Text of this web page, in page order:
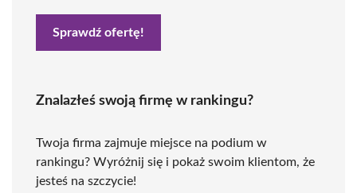
Sprawdź ofertę!
Znalazłeś swoją firmę w rankingu?
Twoja firma zajmuje miejsce na podium w
rankingu? Wyróżnij się i pokaż swoim klientom, że
jesteś na szczycie!